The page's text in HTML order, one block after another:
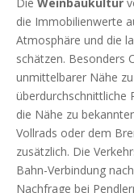
die Immobilienwerte
Atmosphäre und die
schätzen. Besonders
unmittelbarer Nähe
überdurchschnittliche
die Nähe zu
Vollrads oder dem
zusätzlich. Die
Bahn-Verbindung
Nachfrage bei